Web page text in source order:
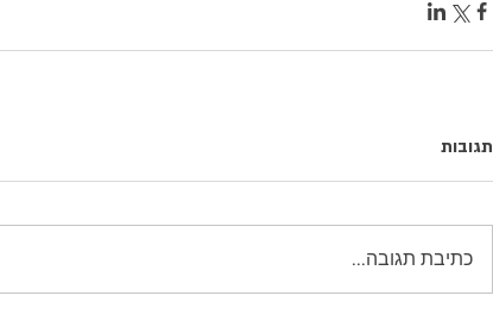
תגובות
כתיבת תגובה...